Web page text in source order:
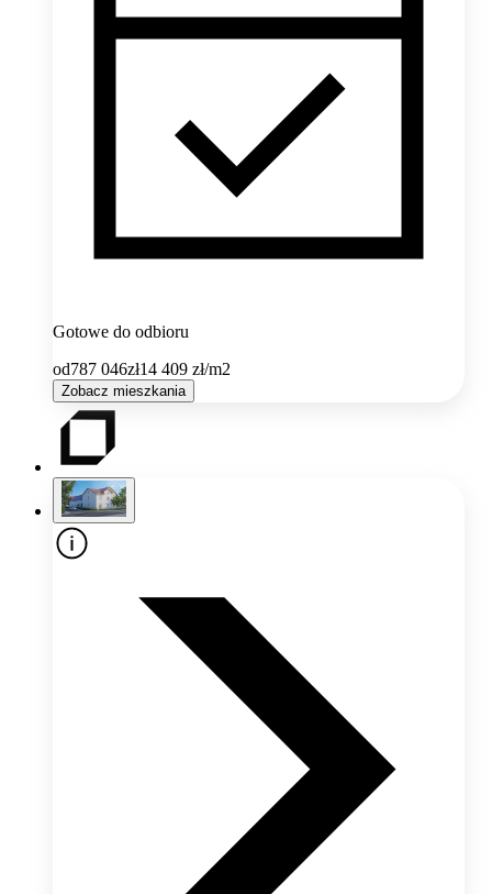
Gotowe do odbioru
od787 046zł14 409 zł/m2
Zobacz mieszkania